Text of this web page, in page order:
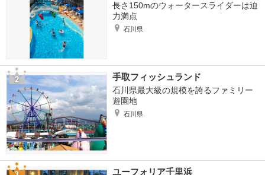
長さ150mのウォータースライダーは迫
力満点
石川県
手取フィッシュランド
石川県最大級の規模を誇るファミリー
遊園地
石川県
ユーフォリア千里浜